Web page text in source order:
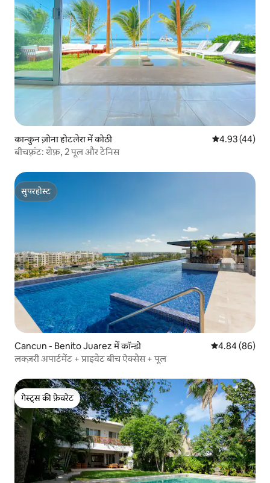
कान्कुन ज़ोना होटलेरा में कोठी औसत रेटिंग 5 में
4.93 (44)
बीचफ़्रंट: शेफ़, 2 पूल और टेनिस
सुपरहोस्ट
सुपरहोस्ट
Cancun - Benito Juarez में कॉन्डो औसत रेटिंग 5 में
4.84 (86)
लक्ज़री अपार्टमेंट + प्राइवेट बीच ऐक्सेस + पूल
गेस्ट्स की फ़ेवरेट
गेस्ट्स की फ़ेवरेट